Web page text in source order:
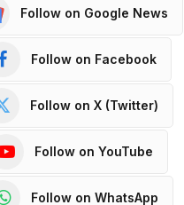
Follow on Google News
Follow on Facebook
Follow on X (Twitter)
Follow on YouTube
Follow on WhatsApp